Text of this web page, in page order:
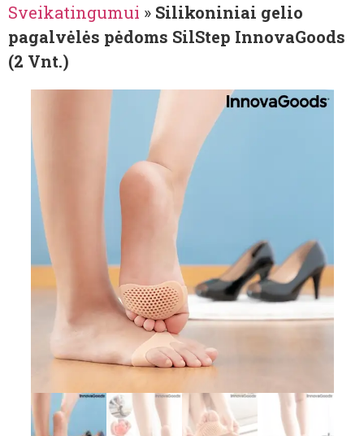
Sveikatingumui » Silikoniniai gelio
pagalvėlės pėdoms SilStep InnovaGoods
(2 Vnt.)